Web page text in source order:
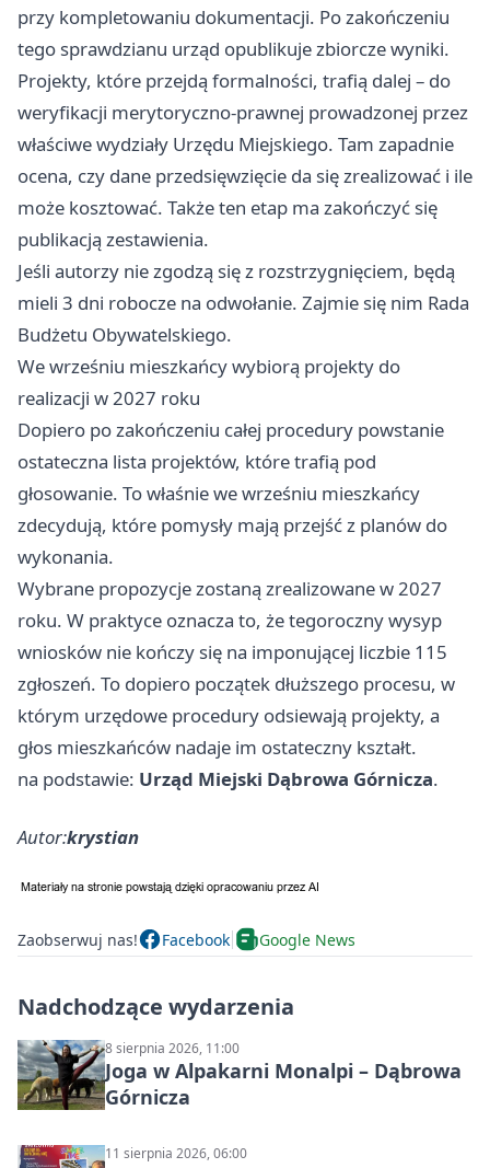
przy kompletowaniu dokumentacji. Po zakończeniu
tego sprawdzianu urząd opublikuje zbiorcze wyniki.
Projekty, które przejdą formalności, trafią dalej – do
weryfikacji merytoryczno-prawnej prowadzonej przez
właściwe wydziały Urzędu Miejskiego. Tam zapadnie
ocena, czy dane przedsięwzięcie da się zrealizować i ile
może kosztować. Także ten etap ma zakończyć się
publikacją zestawienia.
Jeśli autorzy nie zgodzą się z rozstrzygnięciem, będą
mieli 3 dni robocze na odwołanie. Zajmie się nim Rada
Budżetu Obywatelskiego.
We wrześniu mieszkańcy wybiorą projekty do
realizacji w 2027 roku
Dopiero po zakończeniu całej procedury powstanie
ostateczna lista projektów, które trafią pod
głosowanie. To właśnie we wrześniu mieszkańcy
zdecydują, które pomysły mają przejść z planów do
wykonania.
Wybrane propozycje zostaną zrealizowane w 2027
roku. W praktyce oznacza to, że tegoroczny wysyp
wniosków nie kończy się na imponującej liczbie 115
zgłoszeń. To dopiero początek dłuższego procesu, w
którym urzędowe procedury odsiewają projekty, a
głos mieszkańców nadaje im ostateczny kształt.
na podstawie: Urząd Miejski Dąbrowa Górnicza.
Autor:krystian
Zaobserwuj nas! Facebook Google News
Nadchodzące wydarzenia
8 sierpnia 2026, 11:00
Joga w Alpakarni Monalpi – Dąbrowa
Górnicza
11 sierpnia 2026, 06:00